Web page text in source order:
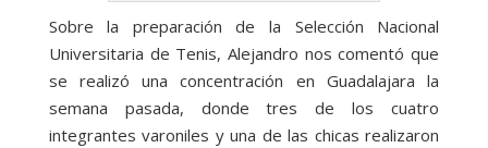
Sobre la preparación de la Selección Nacional
Universitaria de Tenis, Alejandro nos comentó que
se realizó una concentración en Guadalajara la
semana pasada, donde tres de los cuatro
integrantes varoniles y una de las chicas realizaron